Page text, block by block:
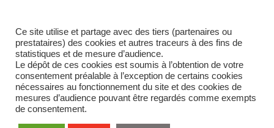
Ce site utilise et partage avec des tiers (partenaires ou
prestataires) des cookies et autres traceurs à des fins de
statistiques et de mesure d’audience.
Le dépôt de ces cookies est soumis à l’obtention de votre
consentement préalable à l’exception de certains cookies
nécessaires au fonctionnement du site et des cookies de
mesures d’audience pouvant être regardés comme exempts
de consentement.